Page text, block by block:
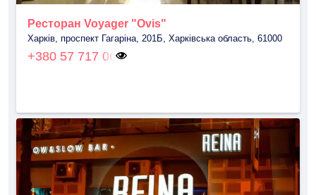
Ресторан Voyager "Ovis"
Харків, проспект Гагаріна, 201Б, Харківська область, 61000
+380 57 717 06